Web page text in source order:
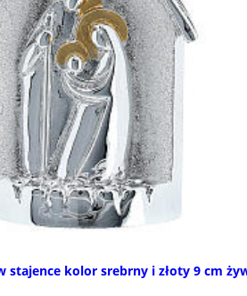
stajence kolor srebrny i złoty 9 cm